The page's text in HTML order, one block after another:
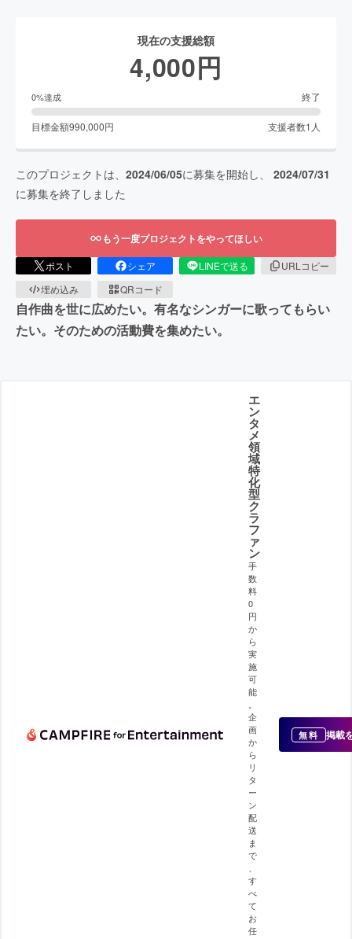
現在の支援総額
4,000円
0%達成 終了
目標金額990,000円 支援者数1 人
このプロジェクトは、 2024/06/05に募集を開始し、 2024/07/31
に募集を終了しました
もう一度プロジェクトをやってほしい
ポスト シェア LINEで送る
URLコピー
埋め込み
QRコード
自作曲を世に広めたい。有名なシンガーに歌ってもらい
たい。そのための活動費を集めたい。
エ
ン
タ
メ
領
域
特
化
型
ク
ラ
フ
ァ
ン
手
数
料
0
円
か
ら
実
施
可
能
企
画
か
ら
リ
タ
ー
ン
配
送
ま
で
す
べ
て
お
任
無料 掲載